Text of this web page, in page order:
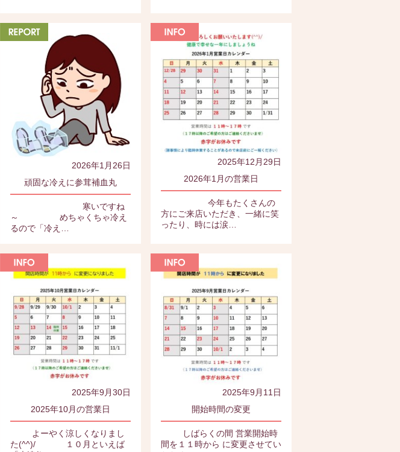
2026年1月26日
頑固な冷えに参茸補血丸
寒いですね
～ めちゃくちゃ冷え
るので「冷え…
2025年12月29日
2026年1月の営業日
今年もたくさんの
方にご来店いただき、一緒に笑
ったり、時には涙…
2025年9月30日
2025年10月の営業日
よーやく涼しくなりまし
た(^^)/ １０月といえば
2025年9月11日
開始時間の変更
しばらくの間 営業開始時
間を１１時から に変更させてい